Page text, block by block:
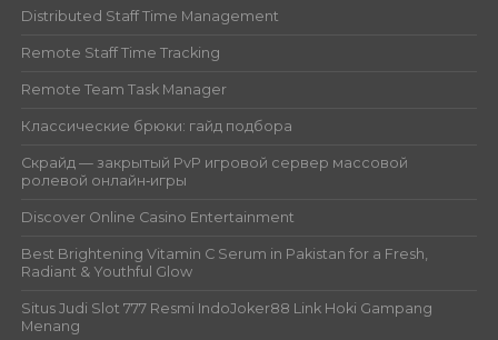
Distributed Staff Time Management
Remote Staff Time Tracking
Remote Team Task Manager
Классические брюки: гайд подбора
Скрайд — закрытый PvP игровой сервер массовой
ролевой онлайн‑игры
Discover Online Casino Entertainment
Best Brightening Vitamin C Serum in Pakistan for a Fresh,
Radiant & Youthful Glow
Situs Judi Slot 777 Resmi IndoJoker88 Link Hoki Gampang
Menang